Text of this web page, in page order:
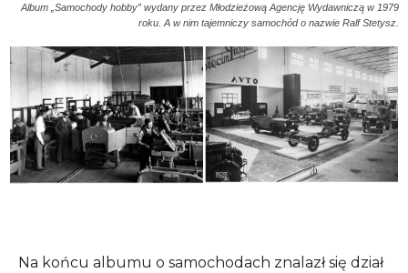
Album „Samochody hobby” wydany przez Młodzieżową Agencję Wydawniczą w 1979
roku. A w nim tajemniczy samochód o nazwie Ralf Stetysz.
Na końcu albumu o samochodach znalazł się dział